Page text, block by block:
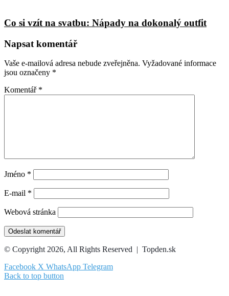
Co si vzít na svatbu: Nápady na dokonalý outfit
Napsat komentář
Vaše e-mailová adresa nebude zveřejněna. Vyžadované informace
jsou označeny *
Komentář *
Jméno *
E-mail *
Webová stránka
© Copyright 2026, All Rights Reserved | Topden.sk
Facebook X WhatsApp Telegram
Back to top button